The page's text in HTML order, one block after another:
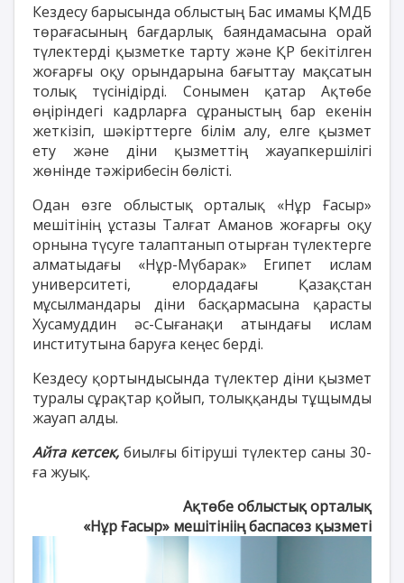
Кездесу барысында облыстың Бас имамы ҚМДБ
төрағасының бағдарлық баяндамасына орай
түлектерді қызметке тарту және ҚР бекітілген
жоғарғы оқу орындарына бағыттау мақсатын
толық түсінідірді. Сонымен қатар Ақтөбе
өңіріндегі кадрларға сұраныстың бар екенін
жеткізіп, шәкірттерге білім алу, елге қызмет
ету және діни қызметтің жауапкершілігі
жөнінде тәжірибесін бөлісті.
Одан өзге облыстық орталық «Нұр Ғасыр»
мешітінің ұстазы Талғат Аманов жоғарғы оқу
орнына түсуге талаптанып отырған түлектерге
алматыдағы «Нұр-Мүбарак» Египет ислам
университеті, елордадағы Қазақстан
мұсылмандары діни басқармасына қарасты
Хусамуддин әс-Сығанақи атындағы ислам
институтына баруға кеңес берді.
Кездесу қортындысында түлектер діни қызмет
туралы сұрақтар қойып, толыққанды тұщымды
жауап алды.
Айта кетсек, биылғы бітіруші түлектер саны 30-
ға жуық.
Ақтөбе облыстық орталық
«Нұр Ғасыр» мешітініің баспасөз қызметі